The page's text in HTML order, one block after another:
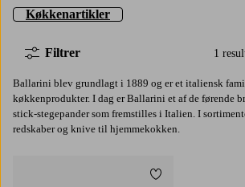
Køkkenartikler
1
Filtrer
Ballarini blev grundlagt i 1889 og er et italiensk
køkkenprodukter. I dag er Ballarini et af de førende
stick-stegepander som fremstilles i Italien. I
redskaber og knive til hjemmekokken.
Tilføj til